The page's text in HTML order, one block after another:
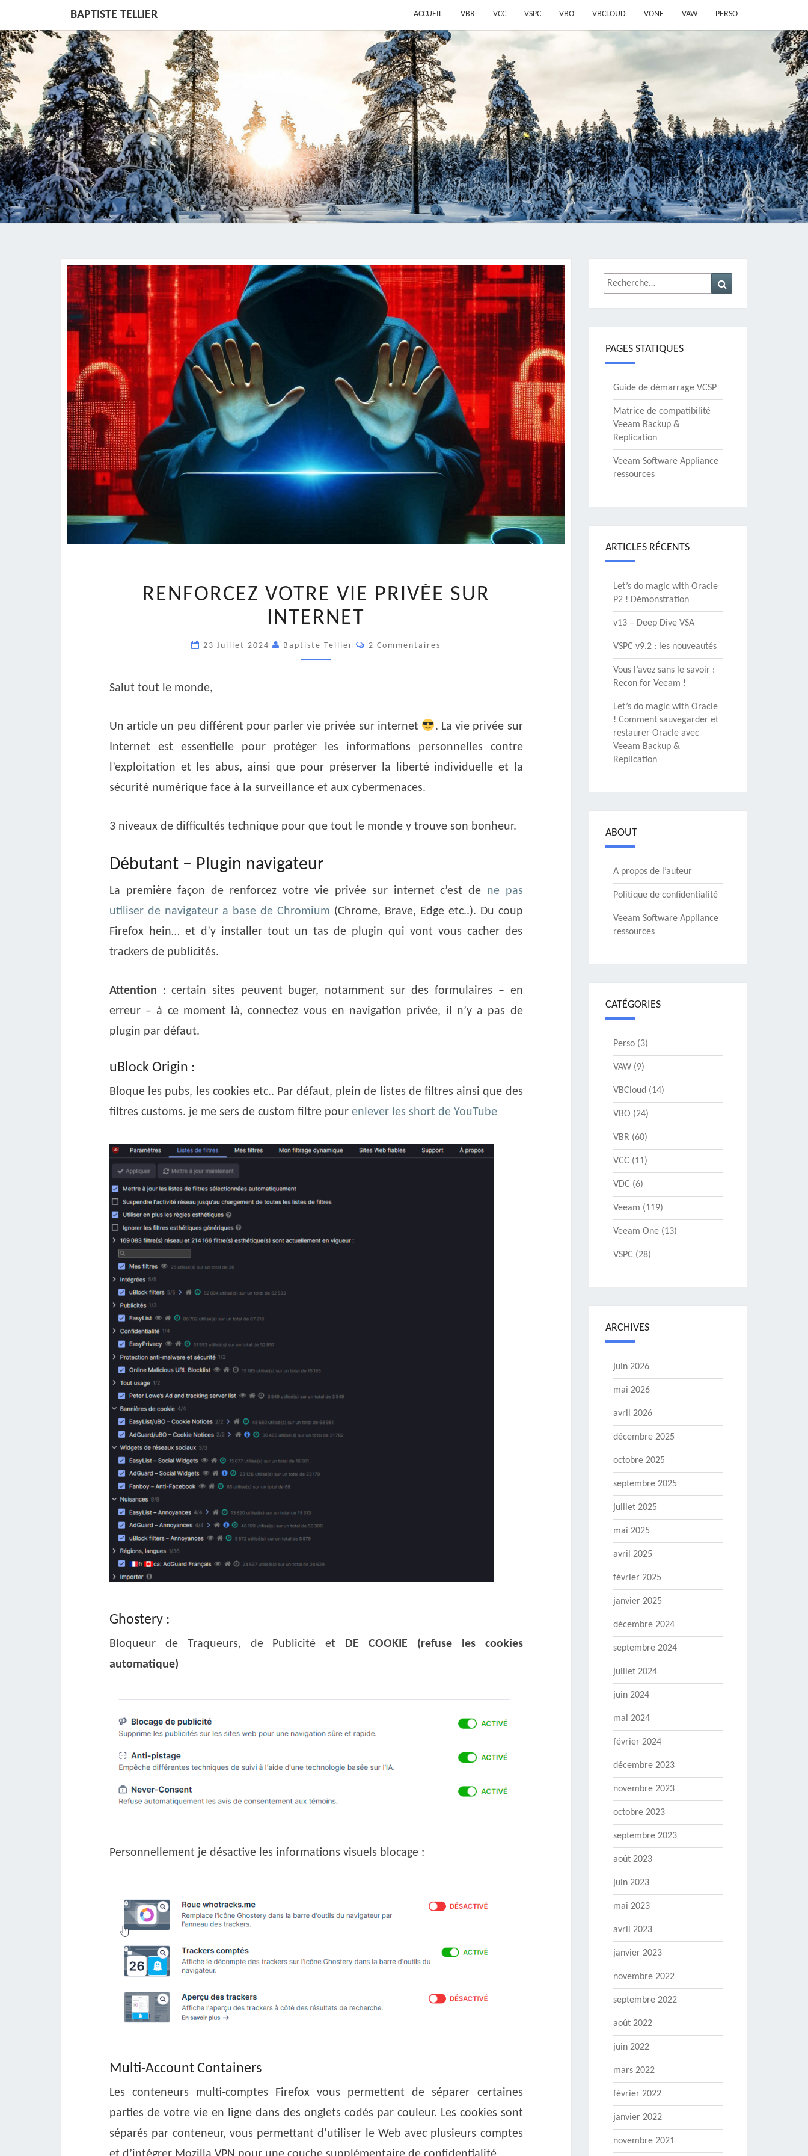
BAPTISTE TELLIER ACCUEIL VBR VCC VSPC VBO VBCLOUD VONE VAW PERSO
VOTRE
VIE
SUR
INTERNET
RENFORCEZ VOTRE VIE PRIVÉE SUR
INTERNET
23 Juillet 2024 Baptiste Tellier Commentaires
2 Commentaires
Salut tout le monde,
Un article un peu différent pour parler vie privée sur internet
. La vie privée sur
Internet est essentielle pour protéger les informations personnelles contre
l’exploitation et les abus, ainsi que pour préserver la liberté individuelle et la
sécurité numérique face à la surveillance et aux cybermenaces.
3 niveaux de difficultés technique pour que tout le monde y trouve son bonheur.
Débutant – Plugin navigateur
La première façon de renforcez votre vie privée sur internet c’est de ne pas
utiliser de navigateur a base de Chromium (Chrome, Brave, Edge etc..). Du coup
Firefox hein… et d’y installer tout un tas de plugin qui vont vous cacher des
trackers de publicités.
Attention : certain sites peuvent buger, notamment sur des formulaires – en
erreur – à ce moment là, connectez vous en navigation privée, il n’y a pas de
plugin par défaut.
uBlock Origin :
Bloque les pubs, les cookies etc.. Par défaut, plein de listes de filtres ainsi que des
filtres customs. je me sers de custom filtre pour enlever les short de YouTube
Ghostery :
Bloqueur de Traqueurs, de Publicité et
DE COOKIE (refuse les cookies
automatique)
Personnellement je désactive les informations visuels blocage :
Multi-Account Containers
Les conteneurs multi-comptes Firefox vous permettent de séparer certaines
parties de votre vie en ligne dans des onglets codés par couleur. Les cookies sont
séparés par conteneur, vous permettant d’utiliser le Web avec plusieurs comptes
Rechercher :
PAGES STATIQUES
Guide de démarrage VCSP
Matrice de compatibilité
Veeam Backup &
Replication
Veeam Software Appliance
ressources
ARTICLES RÉCENTS
Let’s do magic with Oracle
P2 ! Démonstration
v13 – Deep Dive VSA
VSPC v9.2 : les nouveautés
Vous l’avez sans le savoir :
Recon for Veeam !
Let’s do magic with Oracle
! Comment sauvegarder et
restaurer Oracle avec
Veeam Backup &
Replication
ABOUT
A propos de l’auteur
Politique de confidentialité
Veeam Software Appliance
ressources
CATÉGORIES
Perso(3)
VAW(9)
VBCloud (14)
VBO (24)
VBR(60)
VCC (11)
VDC (6)
Veeam (119)
Veeam One(13)
VSPC (28)
ARCHIVES
juin 2026
mai 2026
avril 2026
décembre 2025
octobre 2025
septembre 2025
juillet 2025
mai 2025
avril 2025
février 2025
janvier 2025
décembre 2024
septembre 2024
juillet 2024
juin 2024
mai 2024
février 2024
décembre 2023
novembre 2023
octobre 2023
septembre 2023
août 2023
juin 2023
mai 2023
avril 2023
janvier 2023
novembre 2022
septembre 2022
août 2022
juin 2022
mars 2022
février 2022
janvier 2022
novembre 2021